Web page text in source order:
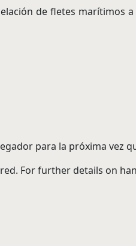
de fletes marítimos
para la próxima vez
For further details on